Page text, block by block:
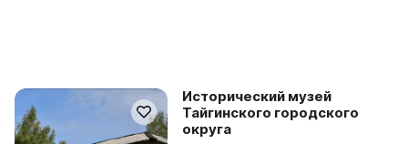
Исторический музей
Тайгинского городского
округа